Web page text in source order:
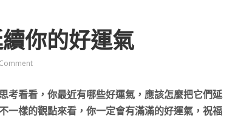
你的好運氣
考看看，你最近有哪些好運氣，應該怎麼把它們延
一樣的觀點來看，你一定會有滿滿的好運氣，祝福